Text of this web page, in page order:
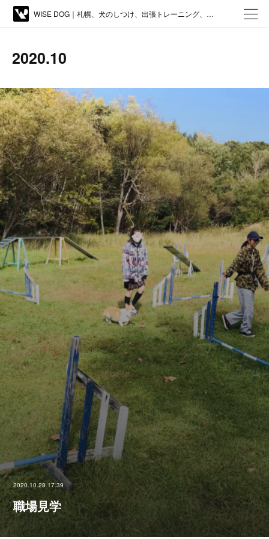
WISE DOG｜札幌、犬のしつけ、出張トレーニング、しつけ教室、アジリティー、ドッグトレーニング
2020.10
2020.10.28 17:39
職場見学